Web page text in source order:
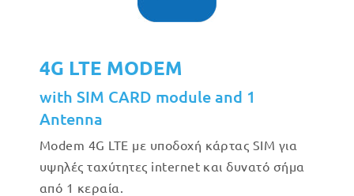
4G LTE MODEM
with SIM CARD module and 1
Antenna
Modem 4G LTE με υποδοχή κάρτας SIM για
υψηλές ταχύτητες internet και δυνατό σήμα
από 1 κεραία.